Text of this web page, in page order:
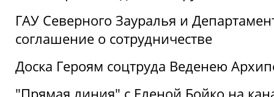
ГАУ Северного Зауралья и
соглашение о сотрудничестве
Доска Героям соцтруда Веденею
"Прямая линия" с Еленой Бойко на